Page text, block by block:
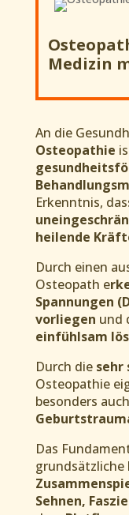
Medizin
An die
Osteopathie
Erkenntnis,
heilende
Durch einen
Osteopath e
Spannungen
vorliegen und
einfühlsam
Durch diesehr
Osteopathie
besonders auch
Das
grundsätzliche
Sehnen,